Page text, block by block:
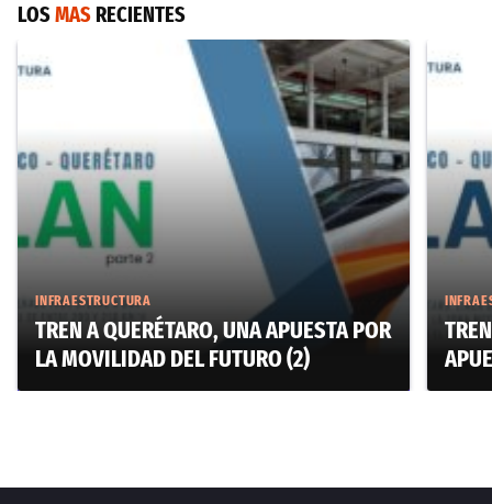
LOSMAS RECIENTES
INFRAESTRUCTURA
TREN A QUERÉTARO, UNA APUESTA POR
LA MOVILIDAD DEL FUTURO (2)